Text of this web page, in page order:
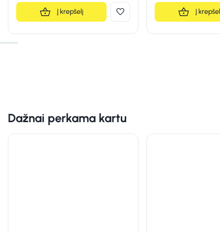
Į krepšelį Į
Dažnai perkama kartu